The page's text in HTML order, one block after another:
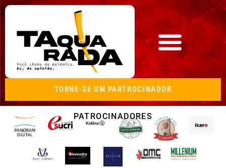
TORNE-SE UM PARTROCINADOR
PATROCINADORES